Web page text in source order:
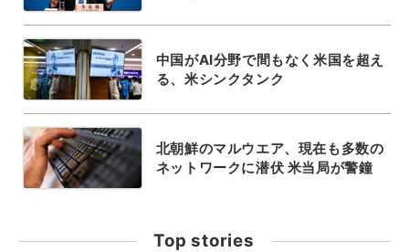
中国がAI分野で間もなく米国を超え
る、米シンクタンク
北朝鮮のマルウエア、現在も多数の
ネットワークに潜伏 米当局が警鐘
Top stories